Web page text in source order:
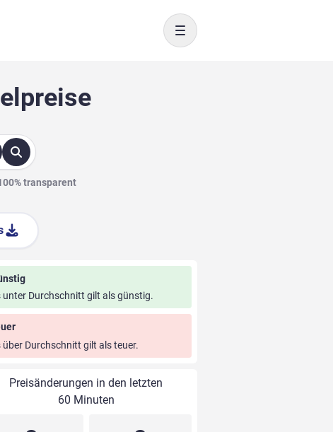
Toggle navigation
transparent
unter Durchschnitt gilt als günstig.
über Durchschnitt gilt als teuer.
Preisänderungen in den letzten
60 Minuten